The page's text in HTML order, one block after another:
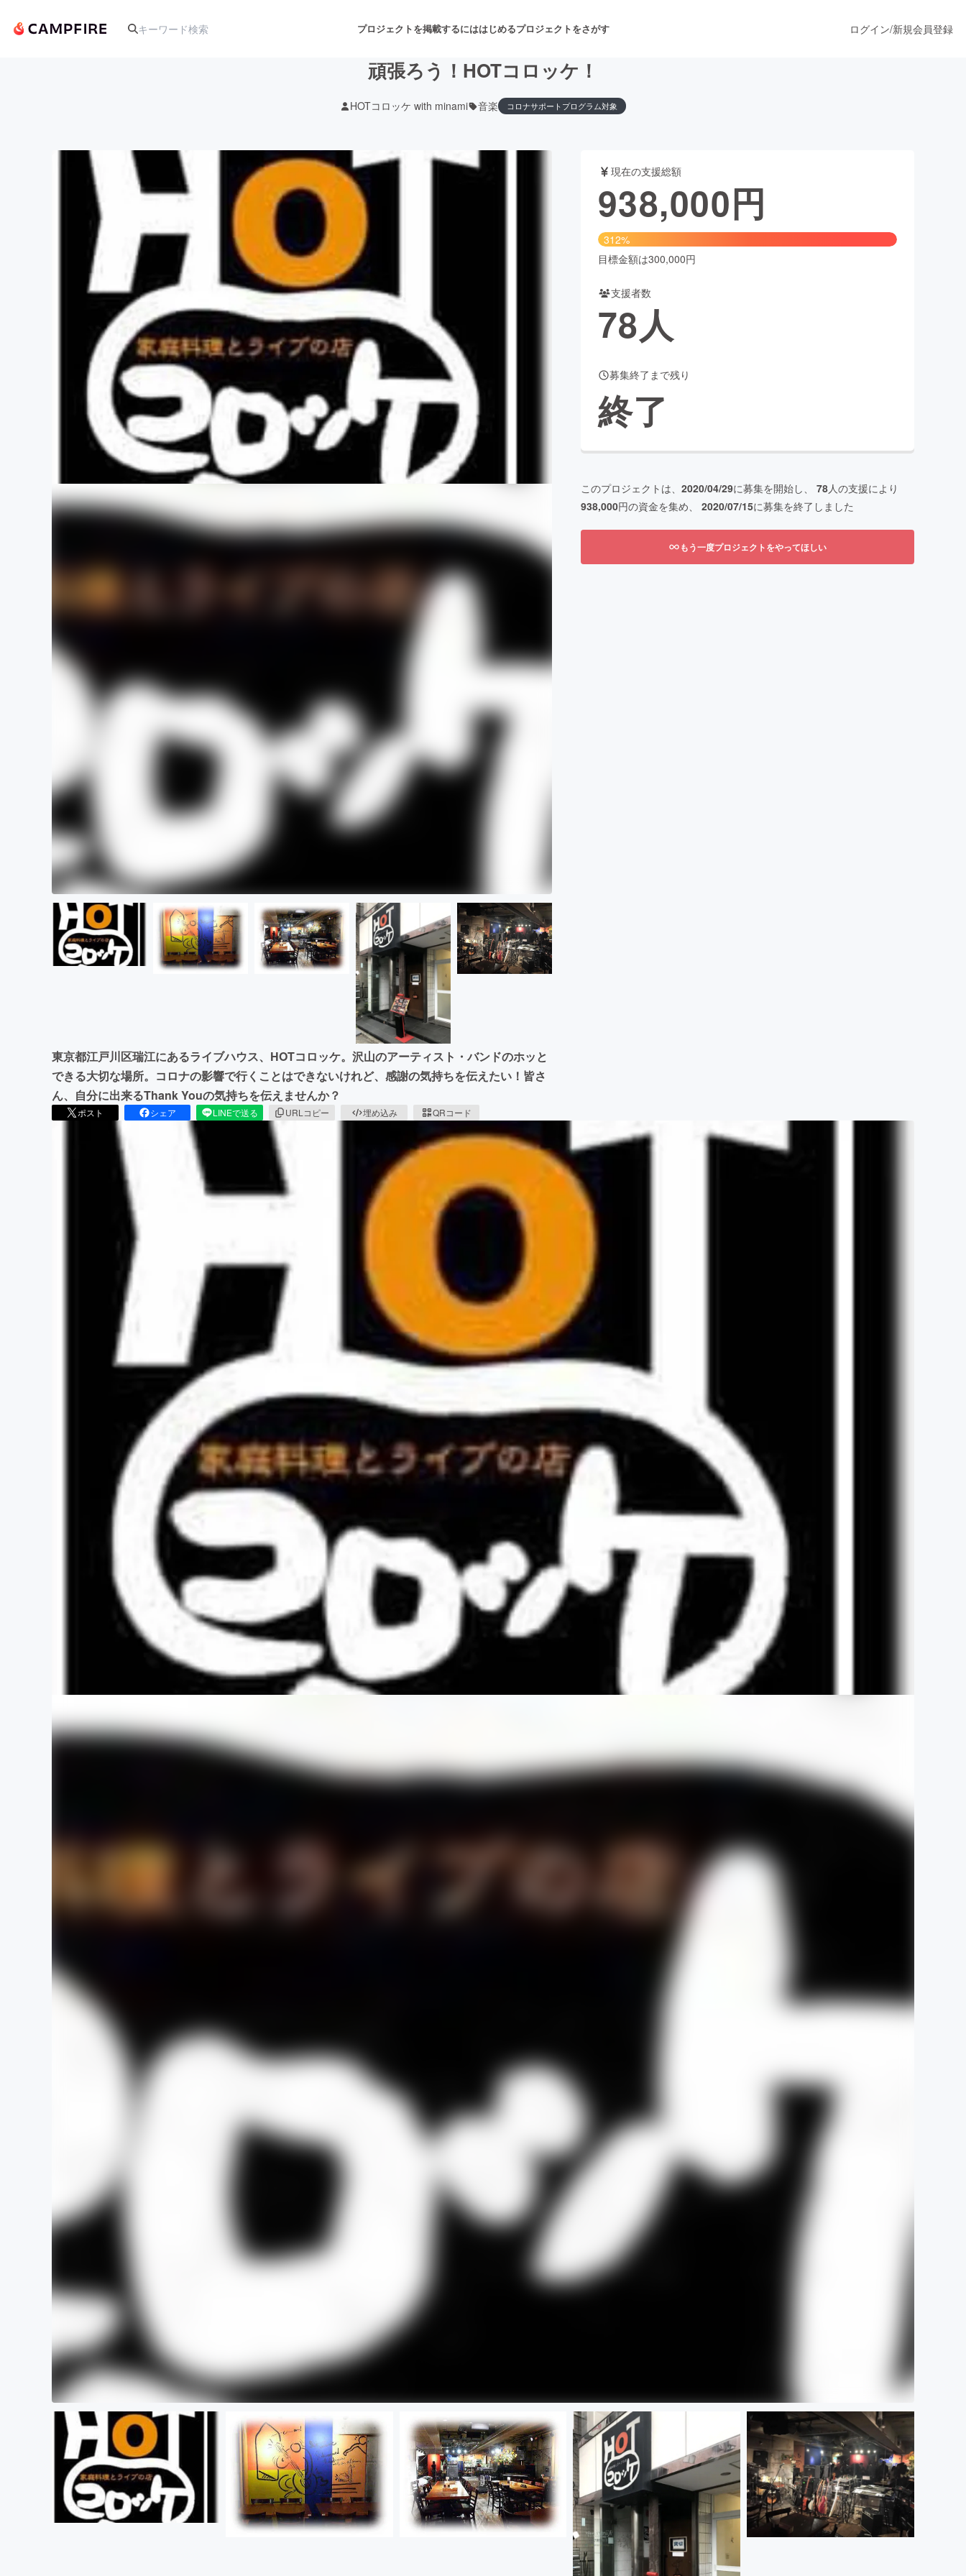
プロジェクトを掲載するにははじめるプロジェクトをさがす
アート・写真 音楽 舞台・パフォーマンス
テクノロジー・ガジェット ゲーム・サービス開発 フード・飲食店 ファッション
映像・映画 書籍・雑誌出版
ビジネス・起業 チャレンジ ビューティー・ヘルスケア
まちづくり・地域活性化
CAMPFIRE for Social Good
CAMPFIREふるさと納税
ログイン/新規会員登録
頑張ろう！HOTコロッケ！
HOTコロッケ with minami 音楽 コロナサポートプログラム対象
東京都江戸川区瑞江にあるライブハウス、HOTコロッケ。沢山のアーティスト・バンドのホッと
できる大切な場所。コロナの影響で行くことはできないけれど、感謝の気持ちを伝えたい！皆さ
ん、自分に出来るThank Youの気持ちを伝えませんか？
ポスト シェア LINEで送る URLコピー 埋め込み QRコード
現在の支援総額
938,000円
312%
目標金額は300,000円
支援者数
78人
募集終了まで残り
終了
このプロジェクトは、 2020/04/29に募集を開始し、 78人の支援により
938,000円の資金を集め、 2020/07/15に募集を終了しました
もう一度プロジェクトをやってほしい